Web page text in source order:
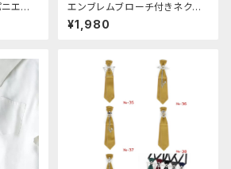
エ
エンブレムブローチ付きネクタ
イ(レッド)
¥1,980